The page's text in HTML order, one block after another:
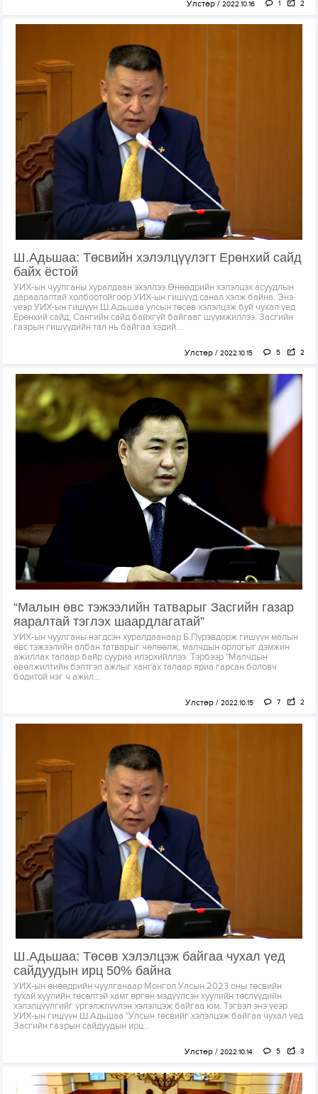
Улстөр 2022.10.16 1 2
Ш.Адьшаа: Төсвийн хэлэлцүүлэгт Ерөнхий сайд
байх ёстой
УИХ-ын чуулганы хуралдаан эхэллээ.Өнөөдрийн хэлэлцэх асуудлын
дараалалтай холбоотойгоор УИХ-ын гишүүд санал хэлж байна. Энэ
үеэр УИХ-ын гишүүн Ш.Адьшаа улсын төсөв хэлэлцэж буй чухал үед
Ерөнхий сайд, Сангийн сайд байхгүй байгааг шүүмжиллээ. Засгийн
газрын гишүүдийн тал нь байгаа хэдий...
Улстөр 2022.10.15 5 2
“Малын өвс тэжээлийн татварыг Засгийн газар
яаралтай тэглэх шаардлагатай”
УИХ-ын чуулганы нэгдсэн хуралдаанаар Б.Пүрэвдорж гишүүн малын
өвс тэжээлийн албан татварыг чөлөөлж, малчдын орлогыг дэмжин
ажиллах талаар байр сууриа илэрхийллээ. Тэрбээр "Малчдын
өвөлжилтийн бэлтгэл ажлыг хангах талаар яриа гарсан боловч
бодитой нэг ч ажил...
Улстөр 2022.10.15 7 2
Ш.Адьшаа: Төсөв хэлэлцэж байгаа чухал үед
сайдуудын ирц 50% байна
УИХ-ын өнөөдрийн чуулганаар Монгол Улсын 2023 оны төсвийн
тухай хуулийн төсөлтэй хамт өргөн мэдүүлсэн хуулийн төслүүдийн
хэлэлцүүлгийг үргэлжлүүлэн хэлэлцэж байгаа юм. Тэгвэл энэ үеэр
УИХ-ын гишүүн Ш.Адьшаа "Улсын төсвийг хэлэлцэж байгаа чухал үед
Засгийн газрын сайдуудын ирц...
Улстөр 2022.10.14 5 3